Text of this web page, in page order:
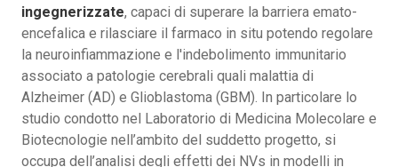
ingegnerizzate, capaci di superare la barriera emato-
encefalica e rilasciare il farmaco in situ potendo regolare
la neuroinfiammazione e l'indebolimento immunitario
associato a patologie cerebrali quali malattia di
Alzheimer (AD) e Glioblastoma (GBM). In particolare lo
studio condotto nel Laboratorio di Medicina Molecolare e
Biotecnologie nell’ambito del suddetto progetto, si
occupa dell’analisi degli effetti dei NVs in modelli in